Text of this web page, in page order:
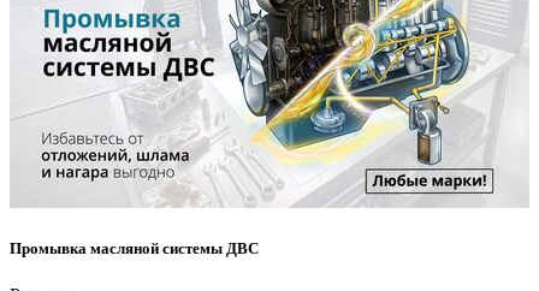
Промывка масляной системы ДВС